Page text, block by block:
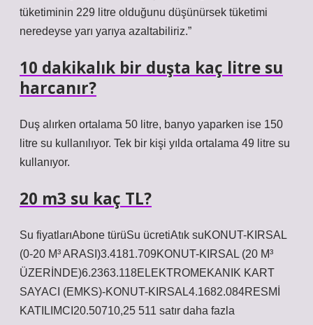
tüketiminin 229 litre olduğunu düşünürsek tüketimi
neredeyse yarı yarıya azaltabiliriz.”
10 dakikalık bir duşta kaç litre su
harcanır?
Duş alırken ortalama 50 litre, banyo yaparken ise 150
litre su kullanılıyor. Tek bir kişi yılda ortalama 49 litre su
kullanıyor.
20 m3 su kaç TL?
Su fiyatlarıAbone türüSu ücretiAtık suKONUT-KIRSAL
(0-20 M³ ARASI)3.4181.709KONUT-KIRSAL (20 M³
ÜZERİNDE)6.2363.118ELEKTROMEKANIK KART
SAYACI (EMKS)-KONUT-KIRSAL4.1682.084RESMİ
KATILIMCI20.50710,25 511 satır daha fazla